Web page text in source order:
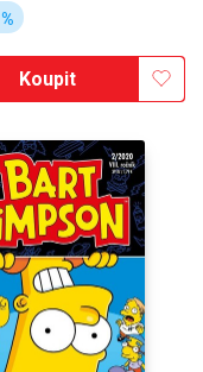
%
Koupit